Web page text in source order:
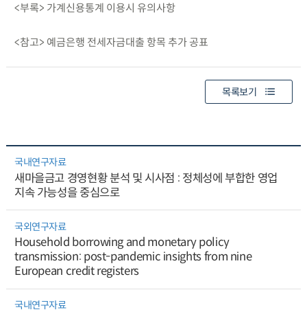
<부록> 가계신용통계 이용시 유의사항
<참고> 예금은행 전세자금대출 항목 추가 공표
목록보기
국내연구자료
새마을금고 경영현황 분석 및 시사점 : 정체성에 부합한 영업
지속 가능성을 중심으로
국외연구자료
Household borrowing and monetary policy
transmission: post-pandemic insights from nine
European credit registers
국내연구자료